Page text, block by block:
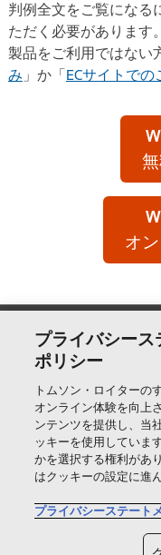
判例全文をご覧になる
ただく必要があります。
製品をご利用ではない
み 」か「 ECサイトでの
オ
製品＆サービス
サポート
トムソン・ロイターについ
プライバシース
ポリシー
トムソン・ロイターの
オンライン体験を向上
ンテンツを提供し、当
ッキーを使用していま
かを選択する権利があ
はクッキーの設定に進
プライバシーステート